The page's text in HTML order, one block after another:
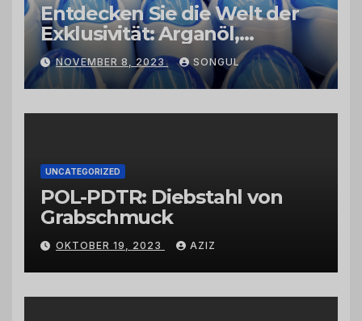
Entdecken Sie die Welt der
Exklusivität: Arganöl,
Kaktusfeigenkernöl und
Schwarzkümmelöl von
vertrauenswürdigen
Großhändlern und Anbietern
NOVEMBER 8, 2023 SONGUL
UNCATEGORIZED
POL-PDTR: Diebstahl von
Grabschmuck
OKTOBER 19, 2023 AZIZ